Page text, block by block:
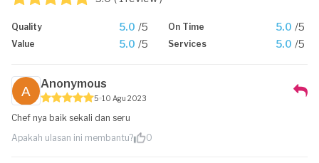
Quality 5.0 /5 On Time 5.0 /5
Value 5.0 /5 Services 5.0 /5
Anonymous
5 10 Agu 2023
Chef nya baik sekali dan seru
Apakah ulasan ini membantu?
0